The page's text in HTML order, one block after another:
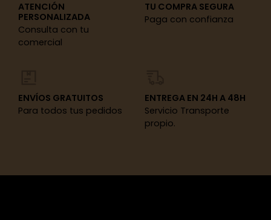
ATENCIÓN
PERSONALIZADA
Consulta con tu
comercial
TU COMPRA SEGURA
Paga con confianza
ENVÍOS GRATUITOS
Para todos tus pedidos
ENTREGA EN 24H A 48H
Servicio Transporte
propio.